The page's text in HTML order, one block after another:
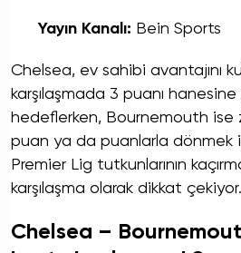
Yayın Kanalı: Bein Sports
Chelsea, ev sahibi avantajını
karşılaşmada 3 puanı hanesine
hedeflerken, Bournemouth ise
puan ya da puanlarla dönmek
Premier Lig tutkunlarının
karşılaşma olarak dikkat çekiyor.
Chelsea –